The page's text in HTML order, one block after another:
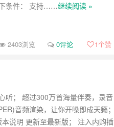
下条件： 支持……继续阅读 »
2403浏览 0评论 1个赞
听； 超过300万首海量伴奏，录音
音频渲染，让你开嗓即成天籁；
说明 更新至最新版； 注入内购插